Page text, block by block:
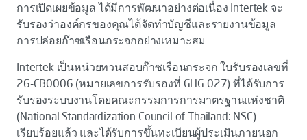
การเปิดเผยข้อมูล ได้มีการพัฒนาอย่างต่อเนื่อง Intertek จะ
รับรองว่าองค์กรของคุณได้จัดทำบัญชีและรายงานข้อมูล
การปล่อยก๊าซเรือนกระจกอย่างเหมาะสม
Intertek เป็นหน่วยทวนสอบก๊าซเรือนกระจก ใบรับรองเลขที่
26-CB0006 (หมายเลขการรับรองที่ GHG 027) ที่ได้รับการ
รับรองระบบงานโดยคณะกรรมการการมาตรฐานแห่งชาติ
(National Standardization Council of Thailand: NSC)
เรียบร้อยแล้ว และได้รับการขึ้นทะเบียนผู้ประเมินภายนอก